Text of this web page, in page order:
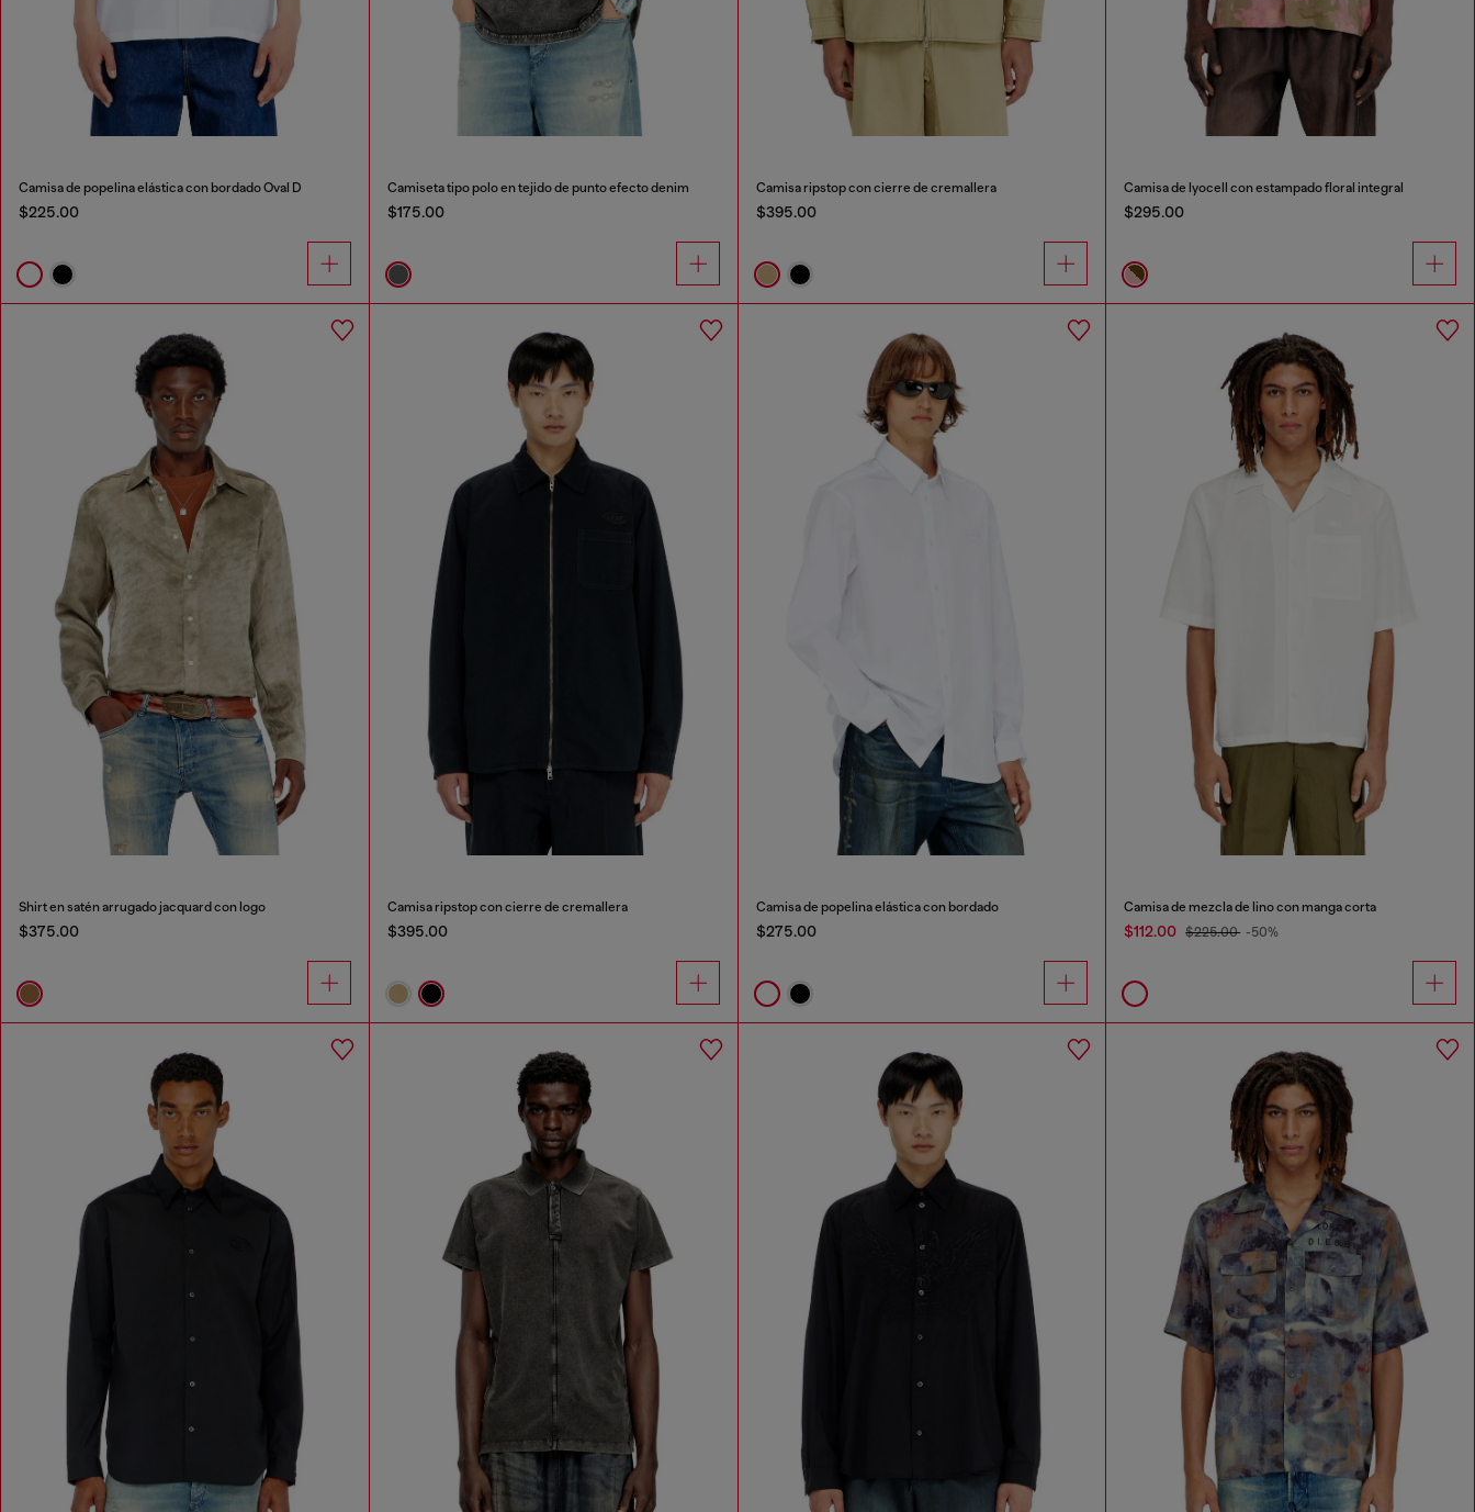
Camisa de popelina elástica con bordado Oval D
$225.00
Camiseta tipo polo en tejido de punto efecto denim
$175.00
Camisa ripstop con cierre de cremallera
$395.00
Camisa de lyocell con estampado floral integral
$295.00
Shirt en satén arrugado jacquard con logo
$375.00
Camisa ripstop con cierre de cremallera
$395.00
Camisa de popelina elástica con bordado
$275.00
Camisa de mezcla de lino con manga corta
$112.00 $225.00 -50%